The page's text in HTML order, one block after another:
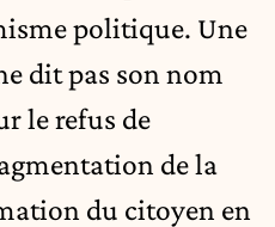
politique. Une
dit pas son nom
le refus de
de la
du citoyen en